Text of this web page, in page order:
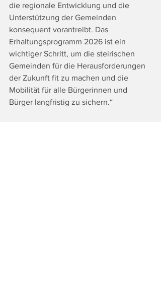
die regionale Entwicklung und die
Unterstützung der Gemeinden
konsequent vorantreibt. Das
Erhaltungsprogramm 2026 ist ein
wichtiger Schritt, um die steirischen
Gemeinden für die Herausforderungen
der Zukunft fit zu machen und die
Mobilität für alle Bürgerinnen und
Bürger langfristig zu sichern.“